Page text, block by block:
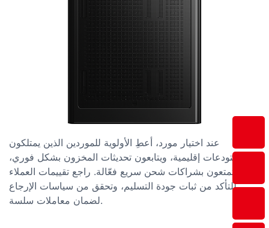
عند اختيار مورد، أعطِ الأولوية للموردين الذين يمتلكون
مستودعات إقليمية، ويتابعون تحديثات المخزون بشكل فوري،
ويتمتعون بشراكات شحن سريع فعّالة. راجع تقييمات العملاء
للتأكد من ثبات جودة التسليم، وتحقق من سياسات الإرجاع
لضمان معاملات سلسة.